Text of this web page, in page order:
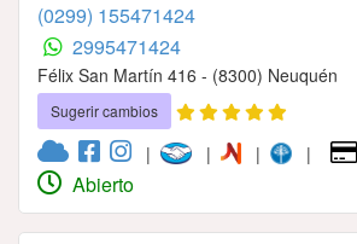
(0299) 155471424
2995471424
Félix San Martín 416 - (8300) Neuquén
Sugerir cambios
| | | |
Abierto